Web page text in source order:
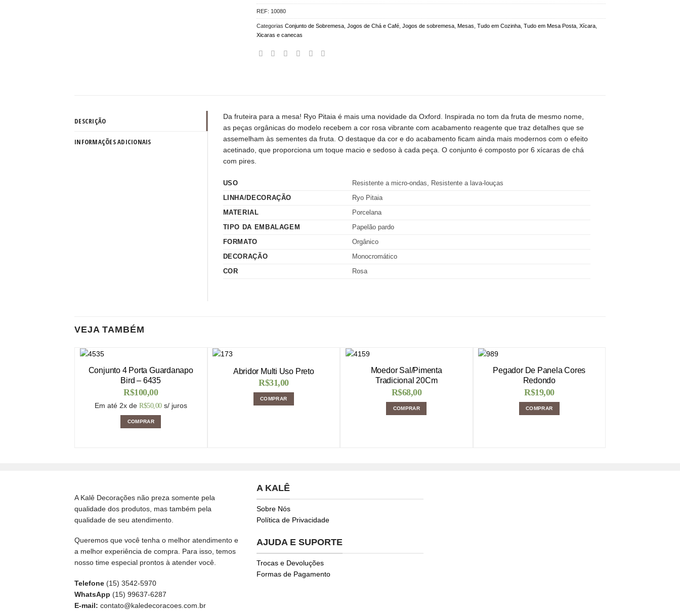
REF: 10080
Categorias Conjunto de Sobremesa, Jogos de Chá e Café, Jogos de sobremesa, Mesas Tudo em Cozinha, Tudo em Mesa Posta, Xícara,
Xicaras e canecas
DESCRIÇÃO
INFORMAÇÕES ADICIONAIS
Da fruteira para a mesa! Ryo Pitaia é mais uma novidade da Oxford. Inspirada no tom da fruta de mesmo nome,
as peças orgânicas do modelo recebem a cor rosa vibrante com acabamento reagente que traz detalhes que se
assemelham às sementes da fruta. O destaque da cor e do acabamento ficam ainda mais modernos com o efeito
acetinado, que proporciona um toque macio e sedoso à cada peça. O conjunto é composto por 6 xícaras de chá
com pires.
USO
Resistente a micro-ondas, Resistente a lava-louças
LINHA/DECORAÇÃO
Ryo Pitaia
MATERIAL
Porcelana
TIPO DA EMBALAGEM
Papelão pardo
FORMATO
Orgânico
DECORAÇÃO
Monocromático
COR
Rosa
VEJA TAMBÉM
Conjunto 4 Porta Guardanapo
Bird – 6435
R$100,00
Em até 2x de R$50,00 s/ juros
COMPRAR
Abridor Multi Uso Preto
R$31,00
COMPRAR
Moedor Sal/Pimenta
Tradicional 20Cm
R$68,00
COMPRAR
Pegador De Panela Cores
Redondo
R$19,00
COMPRAR
A Kalê Decorações não preza somente pela
qualidade dos produtos, mas também pela
qualidade de seu atendimento.
Queremos que você tenha o melhor atendimento e
a melhor experiência de compra. Para isso, temos
nosso time especial prontos à atender você.
Telefone (15) 3542-5970
WhatsApp (15) 99637-6287
E-mail: contato@kaledecoracoes.com.br
A KALÊ
Sobre Nós
Política de Privacidade
AJUDA E SUPORTE
Trocas e Devoluções
Formas de Pagamento